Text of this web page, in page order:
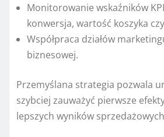
Monitorowanie wskaźników
konwersja, wartość koszyka
Współpraca działów
biznesowej.
Przemyślana strategia pozwala
szybciej zauważyć pierwsze
lepszych wyników